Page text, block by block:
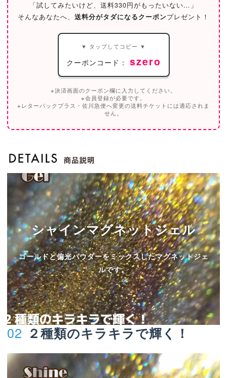
「試してみたいけど、送料330円がもったいない…」
そんなあなたへ、 送料分がタダになるクーポンプレゼント！
▼ タップしてコピー ▼
クーポンコード： szero
※決済画面のクーポン欄に入力してください。
※会員登録が必要です。
※レターパックプラス・佐川急便へ変更の送料チケットには適応されま
せん。
シャインマグネットジェル
ゴールドと偏光パウダーをミックスしたマグネットジェ
ルです。
02 ２種類のキラキラで輝く！